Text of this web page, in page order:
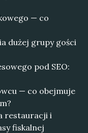
— co
dużej grupy gości
pod SEO:
— co obejmuje
restauracji i
fiskalnej